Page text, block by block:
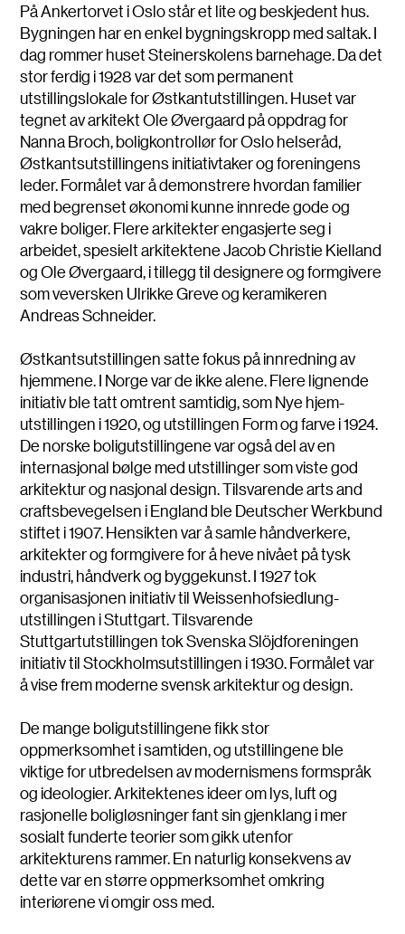
På Ankertorvet i Oslo står et lite og beskjedent hus.
Bygningen har en enkel bygningskropp med saltak. I
dag rommer huset Steinerskolens barnehage. Da det
stor ferdig i 1928 var det som permanent
utstillingslokale for Østkantutstillingen. Huset var
tegnet av arkitekt Ole Øvergaard på oppdrag for
Nanna Broch, boligkontrollør for Oslo helseråd,
Østkantsutstillingens initiativtaker og foreningens
leder. Formålet var å demonstrere hvordan familier
med begrenset økonomi kunne innrede gode og
vakre boliger. Flere arkitekter engasjerte seg i
arbeidet, spesielt arkitektene Jacob Christie Kielland
og Ole Øvergaard, i tillegg til designere og formgivere
som veversken Ulrikke Greve og keramikeren
Andreas Schneider.
Østkantsutstillingen satte fokus på innredning av
hjemmene. I Norge var de ikke alene. Flere lignende
initiativ ble tatt omtrent samtidig, som Nye hjem-
utstillingen i 1920, og utstillingen Form og farve i 1924.
De norske boligutstillingene var også del av en
internasjonal bølge med utstillinger som viste god
arkitektur og nasjonal design. Tilsvarende arts and
craftsbevegelsen i England ble Deutscher Werkbund
stiftet i 1907. Hensikten var å samle håndverkere,
arkitekter og formgivere for å heve nivået på tysk
industri, håndverk og byggekunst. I 1927 tok
organisasjonen initiativ til Weissenhofsiedlung-
utstillingen i Stuttgart. Tilsvarende
Stuttgartutstillingen tok Svenska Slöjdforeningen
initiativ til Stockholmsutstillingen i 1930. Formålet var
å vise frem moderne svensk arkitektur og design.
De mange boligutstillingene fikk stor
oppmerksomhet i samtiden, og utstillingene ble
viktige for utbredelsen av modernismens formspråk
og ideologier. Arkitektenes ideer om lys, luft og
rasjonelle boligløsninger fant sin gjenklang i mer
sosialt funderte teorier som gikk utenfor
arkitekturens rammer. En naturlig konsekvens av
dette var en større oppmerksomhet omkring
interiørene vi omgir oss med.